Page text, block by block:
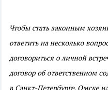
Чтобы стать законным
ответить на несколько
договориться о личной
договор об ответственном
в Санкт-Петербурге, Омске